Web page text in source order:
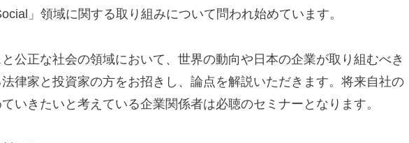
」領域に関する取り組みについて問われ始めています。
公正な社会の領域において、世界の動向や日本の企業が取り組むべき
律家と投資家の方をお招きし、論点を解説いただきます。将来自社の
いきたいと考えている企業関係者は必聴のセミナーとなります。